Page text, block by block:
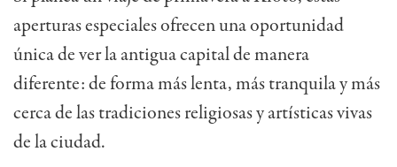
aperturas especiales ofrecen una oportunidad
única de ver la antigua capital de manera
diferente: de forma más lenta, más tranquila y más
cerca de las tradiciones religiosas y artísticas vivas
de la ciudad.